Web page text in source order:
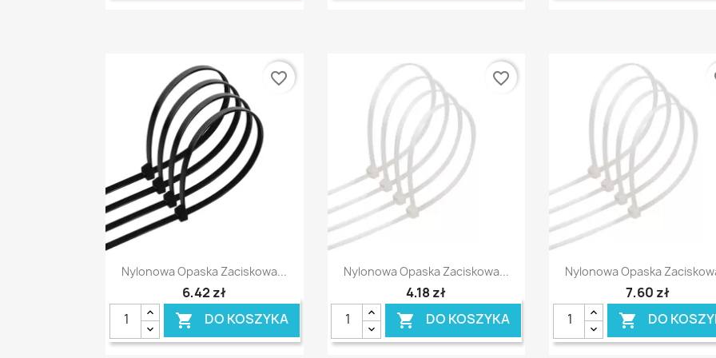
Szybki podgląd
Nylonowa Opaska Zaciskowa...
6,42 zł
 DO KOSZYKA
favorite_border
Szybki podgląd
Nylonowa Opaska Zaciskowa...
4,18 zł
 DO KOSZYKA
favorite_border
Szybki podgląd
Nylonowa Opaska
7,60 zł
 DO